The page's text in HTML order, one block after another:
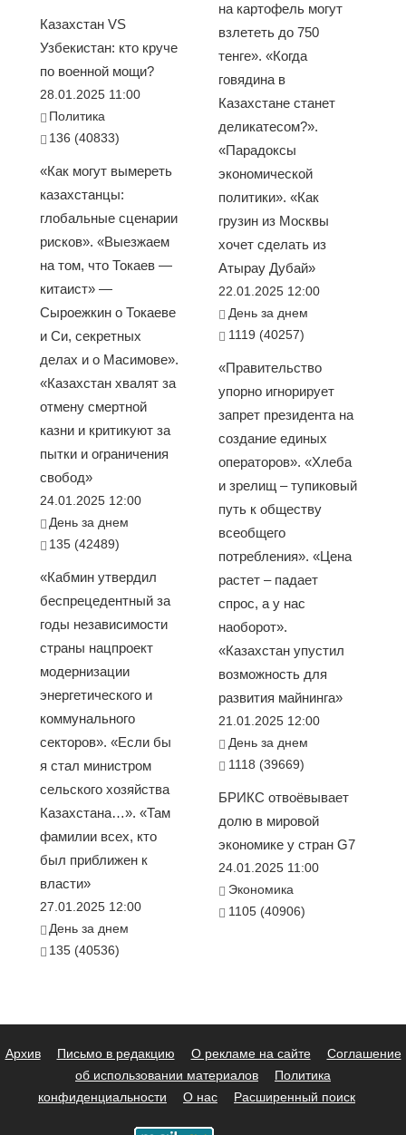
Казахстан VS
Узбекистан: кто круче
по военной мощи?
28.01.2025 11:00
Политика
136 (40833)
«Как могут вымереть
казахстанцы:
глобальные сценарии
рисков». «Выезжаем
на том, что Токаев —
китаист» —
Сыроежкин о Токаеве
и Си, секретных
делах и о Масимове».
«Казахстан хвалят за
отмену смертной
казни и критикуют за
пытки и ограничения
свобод»
24.01.2025 12:00
День за днем
135 (42489)
«Кабмин утвердил
беспрецедентный за
годы независимости
страны нацпроект
модернизации
энергетического и
коммунального
секторов». «Если бы
я стал министром
сельского хозяйства
Казахстана…». «Там
фамилии всех, кто
был приближен к
власти»
27.01.2025 12:00
День за днем
135 (40536)
на картофель могут
взлететь до 750
тенге». «Когда
говядина в
Казахстане станет
деликатесом?».
«Парадоксы
экономической
политики». «Как
грузин из Москвы
хочет сделать из
Атырау Дубай»
22.01.2025 12:00
День за днем
1119 (40257)
«Правительство
упорно игнорирует
запрет президента на
создание единых
операторов». «Хлеба
и зрелищ – тупиковый
путь к обществу
всеобщего
потребления». «Цена
растет – падает
спрос, а у нас
наоборот».
«Казахстан упустил
возможность для
развития майнинга»
21.01.2025 12:00
День за днем
1118 (39669)
БРИКС отвоёвывает
долю в мировой
экономике у стран G7
24.01.2025 11:00
Экономика
1105 (40906)
Архив Письмо в редакцию О рекламе на сайте
Соглашение
об использовании материалов
Политика
конфиденциальности
О нас Расширенный поиск